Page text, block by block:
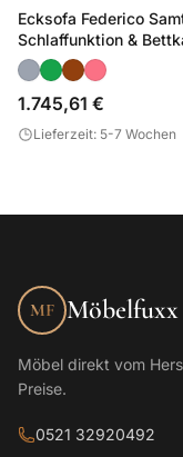
Ecksofa Federico
Schlaffunktion &
1.745,61 €
Lieferzeit: 5-7 Wochen
MF Möbelfuxx
Möbel direkt vom
Preise.
0521 32920492